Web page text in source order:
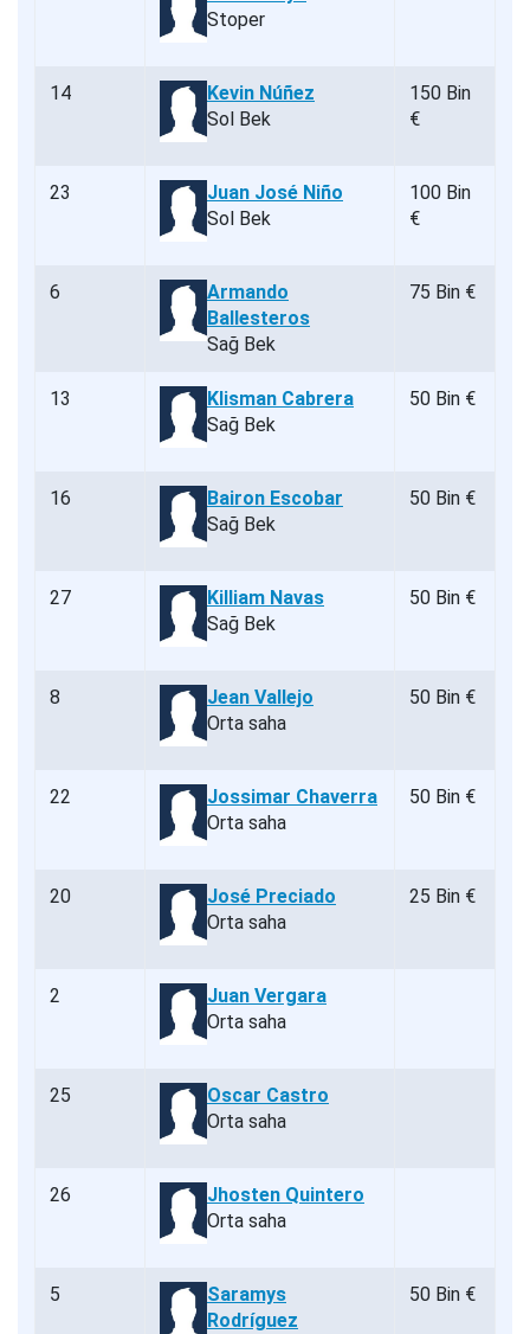
Stoper
14
Kevin Núñez
Sol Bek
150 Bin
€
23
Juan José Niño
Sol Bek
100 Bin
€
6
Armando
Ballesteros
Sağ Bek
75 Bin €
13
Klisman Cabrera
Sağ Bek
50 Bin €
16
Bairon Escobar
Sağ Bek
50 Bin €
27
Killiam Navas
Sağ Bek
50 Bin €
8
Jean Vallejo
Orta saha
50 Bin €
22
Jossimar Chaverra
Orta saha
50 Bin €
20
José Preciado
Orta saha
25 Bin €
2
Juan Vergara
Orta saha
25
Oscar Castro
Orta saha
26
Jhosten Quintero
Orta saha
5
Saramys
Rodríguez
50 Bin €